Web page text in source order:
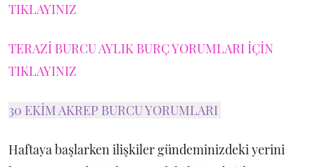
TIKLAYINIZ
TERAZİ BURCU AYLIK BURÇ YORUMLARI İÇİN
TIKLAYINIZ
30 EKİM AKREP BURCU YORUMLARI
Haftaya başlarken ilişkiler gündeminizdeki yerini